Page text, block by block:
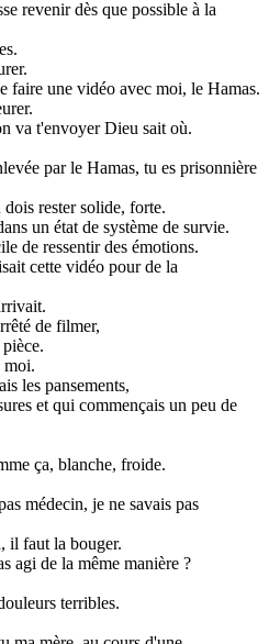
revenir dès que possible à la
faire une vidéo avec moi, le Hamas.
va t'envoyer Dieu sait où.
par le Hamas, tu es prisonnière
rester solide, forte.
un état de système de survie.
de ressentir des émotions.
cette vidéo pour de la
de filmer,
moi.
les pansements,
et qui commençais un peu de
ça, blanche, froide.
médecin, je ne savais pas
il faut la bouger.
agi de la même manière ?
terribles.